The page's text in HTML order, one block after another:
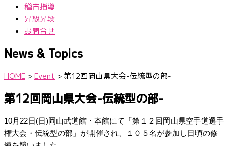
稽古指導
昇級昇段
お問合せ
News & Topics
HOME >Event > 第12回岡山県大会-伝統型の部-
第12回岡山県大会-伝統型の部-
10月22日(日)岡山武道館・本館にて「第１２回岡山県空手道選手
権大会・伝統型の部」が開催され、１０５名が参加し日頃の修